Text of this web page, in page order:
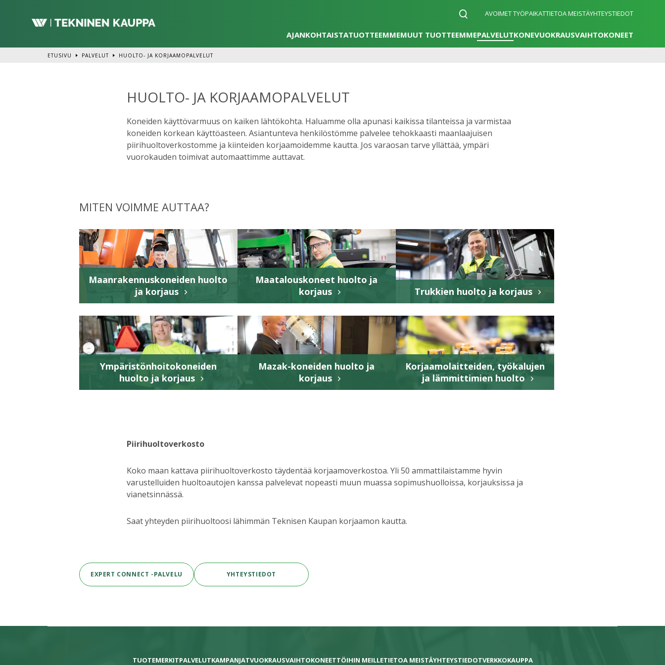
AVOIMET TYÖPAIKATTIETOA MEISTÄYHTEYSTIEDOT
AJANKOHTAISTATUOTTEEMMEMUUT TUOTTEEMMEPALVELUTKONEVUOKRAUSVAIHTOKONEET
ETUSIVU PALVELUT HUOLTO- JA KORJAAMOPALVELUT
HUOLTO- JA KORJAAMOPALVELUT
Koneiden käyttövarmuus on kaiken lähtökohta. Haluamme olla apunasi kaikissa tilanteissa ja varmistaa
koneiden korkean käyttöasteen. Asiantunteva henkilöstömme palvelee tehokkaasti maanlaajuisen
piirihuoltoverkostomme ja kiinteiden korjaamoidemme kautta. Jos varaosan tarve yllättää, ympäri
vuorokauden toimivat automaattimme auttavat.
MITEN VOIMME AUTTAA?
Maanrakennuskoneiden huolto
ja korjaus
Maatalouskoneet huolto ja
korjaus
Trukkien huolto ja korjaus
Ympäristönhoitokoneiden
huolto ja korjaus
Mazak-koneiden huolto ja
korjaus
Korjaamolaitteiden, työkalujen
ja lämmittimien huolto
Piirihuoltoverkosto
Koko maan kattava piirihuoltoverkosto täydentää korjaamoverkostoa. Yli 50 ammattilaistamme hyvin
varustelluiden huoltoautojen kanssa palvelevat nopeasti muun muassa sopimushuolloissa, korjauksissa ja
vianetsinnässä.
Saat yhteyden piirihuoltoosi lähimmän Teknisen Kaupan korjaamon kautta.
EXPERT CONNECT -PALVELU YHTEYSTIEDOT
TUOTEMERKITPALVELUTKAMPANJATVUOKRAUSVAIHTOKONEETTÖIHIN MEILLETIETOA MEISTÄYHTEYSTIEDOTVERKKOKAUPPA